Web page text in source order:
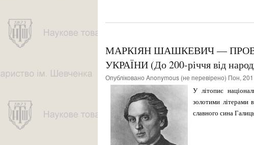
МАРКІЯН ШАШКЕВИЧ —
УКРАЇНИ (До 200-річчя від
Опубліковано Anonymous (не перевірено) Пон,
У літопис
золотими літерами
славного сина